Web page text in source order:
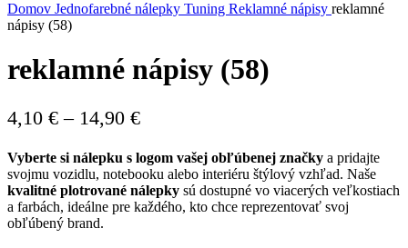
Domov Jednofarebné nálepky Tuning Reklamné nápisy reklamné
nápisy (58)
reklamné nápisy (58)
4,10 € – 14,90 €Price
4,10 €
through
14,90 €
Vyberte si nálepku s logom vašej obľúbenej značky a pridajte
svojmu vozidlu, notebooku alebo interiéru štýlový vzhľad. Naše
kvalitné plotrované nálepky sú dostupné vo viacerých veľkostiach
a farbách, ideálne pre každého, kto chce reprezentovať svoj
obľúbený brand.